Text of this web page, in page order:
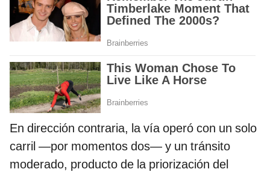
En dirección contraria, la vía operó con un solo
carril —por momentos dos— y un tránsito
moderado, producto de la priorización del